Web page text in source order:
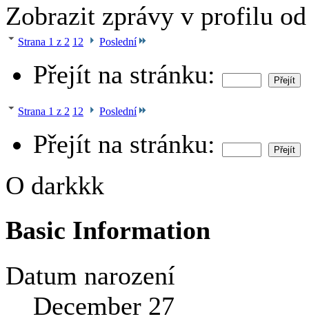
Zobrazit zprávy v profilu
Strana 1 z 2 1 2 Poslední
Přejít na stránku:
Strana 1 z 2 1 2 Poslední
Přejít na stránku:
O darkkk
Basic Information
Datum narození
December 27